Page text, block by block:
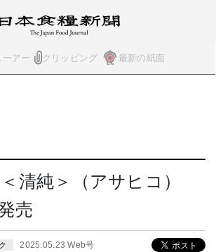
ーアー クリッピング 最新の紙面
清純＞（アサヒコ）
売
2025.05.23 Web号